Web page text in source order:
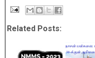
Related Posts: